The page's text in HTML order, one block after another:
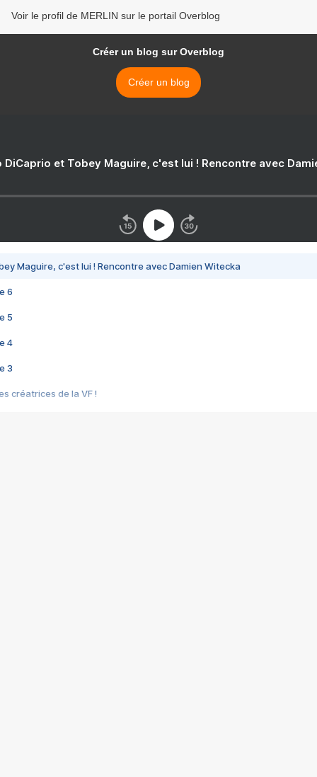
Voir le profil de MERLIN sur le portail Overblog
Créer un blog sur Overblog
Créer un blog
DiCaprio et Tobey Maguire, c'est lui ! Rencontre avec
Maguire, c'est lui ! Rencontre avec Damien Witecka
6
5
4
3
créatrices de la VF !